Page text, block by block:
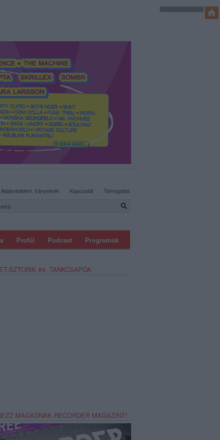
Profül Podcast Programok
Adatvédelem, irányelvek Kapcsolat Támogatás
SZTORIK #4: TANKCSAPDA
MAGADNAK RECORDER MAGAZINT!